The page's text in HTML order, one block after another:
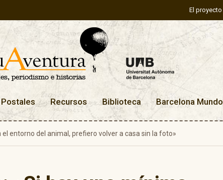
El proyecto
Postales Recursos Biblioteca Barcelona Mundo
entorno del animal, prefiero volver a casa sin la foto»